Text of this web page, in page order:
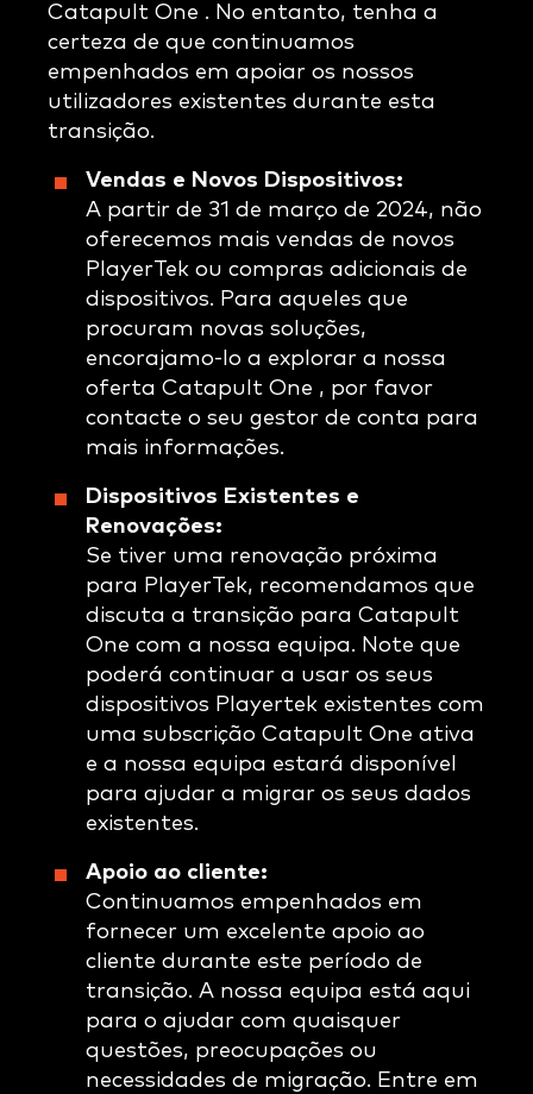
Catapult One . No entanto, tenha a
certeza de que continuamos
empenhados em apoiar os nossos
utilizadores existentes durante esta
transição.
Vendas e Novos Dispositivos:
A partir de 31 de março de 2024, não
oferecemos mais vendas de novos
PlayerTek ou compras adicionais de
dispositivos. Para aqueles que
procuram novas soluções,
encorajamo-lo a explorar a nossa
oferta Catapult One , por favor
contacte o seu gestor de conta para
mais informações.
Dispositivos Existentes e
Renovações:
Se tiver uma renovação próxima
para PlayerTek, recomendamos que
discuta a transição para Catapult
One com a nossa equipa. Note que
poderá continuar a usar os seus
dispositivos Playertek existentes com
uma subscrição Catapult One ativa
e a nossa equipa estará disponível
para ajudar a migrar os seus dados
existentes.
Apoio ao cliente:
Continuamos empenhados em
fornecer um excelente apoio ao
cliente durante este período de
transição. A nossa equipa está aqui
para o ajudar com quaisquer
questões, preocupações ou
necessidades de migração. Entre em